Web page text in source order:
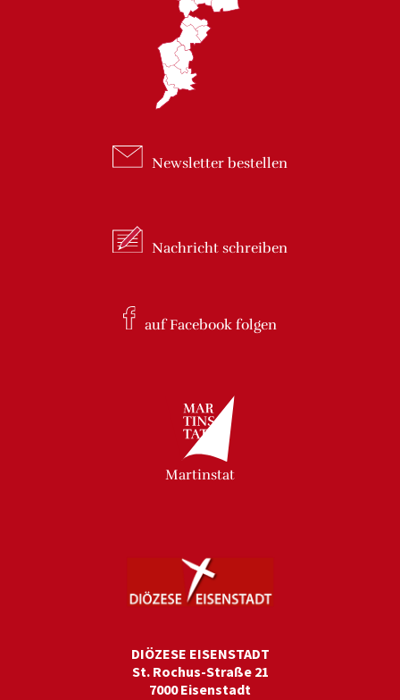
Newsletter bestellen
Nachricht schreiben
auf Facebookfolgen
Martinstat
DIÖZESE EISENSTADT
St. Rochus-Straße 21
7000 Eisenstadt